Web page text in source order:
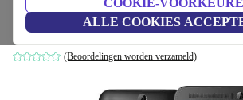
COOKIE-
ALLE COOKIES
HTC One M9+
goud
(Beoordelingen worden verzameld)